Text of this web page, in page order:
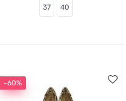
37 40
-60%